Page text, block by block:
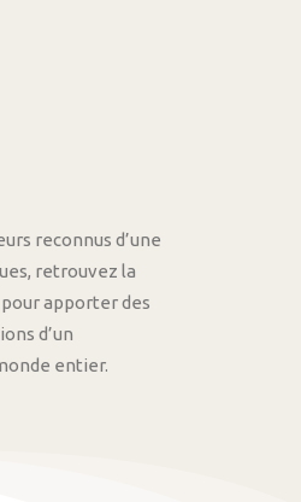
reconnus d’une
retrouvez la
apporter des
d’un
entier.